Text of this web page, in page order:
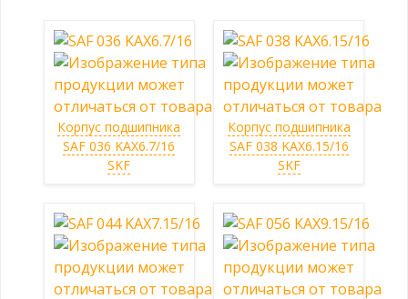
Корпус подшипника
SAF 036 KAX6.7/16
SKF
Корпус подшипника
SAF 038 KAX6.15/16
SKF